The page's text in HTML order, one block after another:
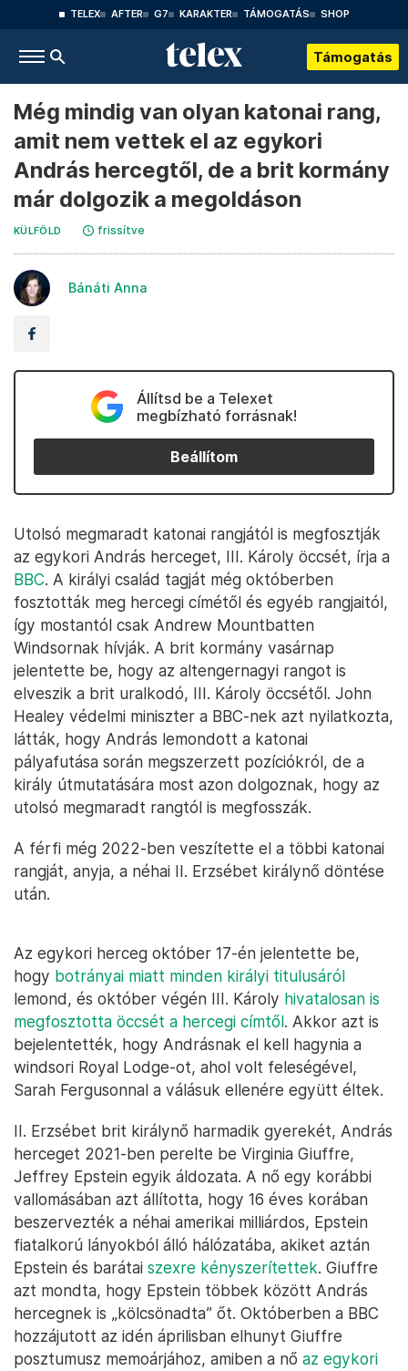
TELEX AFTER G7 KARAKTER TÁMOGATÁS SHOP
Támogatás
Még mindig van olyan katonai rang,
amit nem vettek el az egykori
András hercegtől, de a brit kormány
már dolgozik a megoldáson
KÜLFÖLD frissítve
Bánáti Anna
Állítsd be a Telexet
megbízható forrásnak!
Beállítom
Utolsó megmaradt katonai rangjától is megfosztják
az egykori András herceget, III. Károly öccsét, írja a
BBC. A királyi család tagját még októberben
fosztották meg hercegi címétől és egyéb rangjaitól,
így mostantól csak Andrew Mountbatten
Windsornak hívják. A brit kormány vasárnap
jelentette be, hogy az altengernagyi rangot is
elveszik a brit uralkodó, III. Károly öccsétől. John
Healey védelmi miniszter a BBC-nek azt nyilatkozta,
látták, hogy András lemondott a katonai
pályafutása során megszerzett pozíciókról, de a
király útmutatására most azon dolgoznak, hogy az
utolsó megmaradt rangtól is megfosszák.
A férfi még 2022-ben veszítette el a többi katonai
rangját, anyja, a néhai II. Erzsébet királynő döntése
után.
Az egykori herceg október 17-én jelentette be,
hogy botrányai miatt minden királyi titulusáról
lemond, és október végén III. Károly hivatalosan is
megfosztotta öccsét a hercegi címtől. Akkor azt is
bejelentették, hogy Andrásnak el kell hagynia a
windsori Royal Lodge-ot, ahol volt feleségével,
Sarah Fergusonnal a válásuk ellenére együtt éltek.
II. Erzsébet brit királynő harmadik gyerekét, András
herceget 2021-ben perelte be Virginia Giuffre,
Jeffrey Epstein egyik áldozata. A nő egy korábbi
vallomásában azt állította, hogy 16 éves korában
beszervezték a néhai amerikai milliárdos, Epstein
fiatalkorú lányokból álló hálózatába, akiket aztán
Epstein és barátai szexre kényszerítettek. Giuffre
azt mondta, hogy Epstein többek között András
hercegnek is „kölcsönadta” őt. Októberben a BBC
hozzájutott az idén áprilisban elhunyt Giuffre
posztumusz memoárjához, amiben a nő az egykori